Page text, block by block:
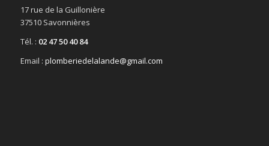
17 rue de la Guillonière
37510 Savonnières
Tél. : 02 47 50 40 84
Email : plomberiedelalande@gmail.com